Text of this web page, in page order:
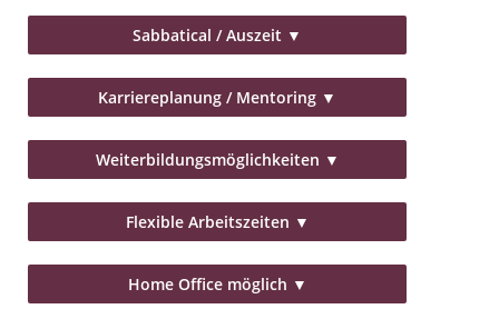
Sabbatical / Auszeit ▼
Karriereplanung / Mentoring ▼
Weiterbildungsmöglichkeiten ▼
Flexible Arbeitszeiten ▼
Home Office möglich ▼